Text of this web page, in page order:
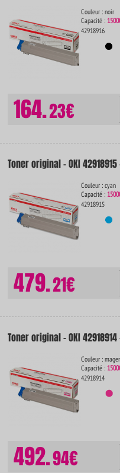
Couleur : noir
Capacité :
42918916
164.23€
Toner original - OKI
Couleur : cyan
Capacité :
42918915
479.21€
Toner original - OKI
Couleur :
Capacité :
42918914
492.94€